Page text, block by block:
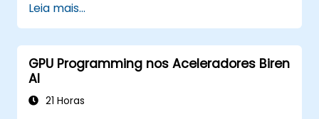
Leia mais...
GPU Programming nos Aceleradores Biren
AI
21 Horas